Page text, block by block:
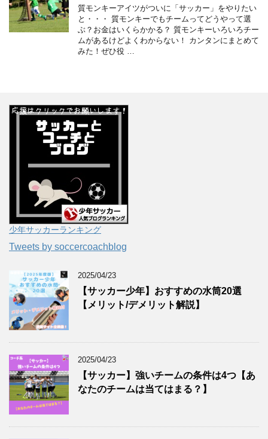
質モンキーアイツがついに「サッカー」をやりたい
と・・・ 質モンキーでもチームってどうやって選
ぶ？お金はいくらかかる？ 質モンキーいろいろチー
ムがあるけどよくわからない！ カンタンにまとめて
みた！ぜひ役 …
少年サッカーランキング
Tweets by soccercoachblog
2025/04/23
【サッカー少年】おすすめの水筒20選
【メリット/デメリット解説】
2025/04/23
【サッカー】強いチームの条件は4つ【あ
なたのチームは当てはまる？】